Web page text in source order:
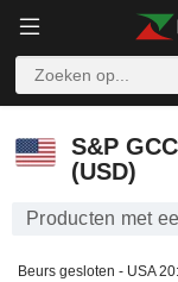
S&P
(USD)
Producten met
Beurs gesloten - USA